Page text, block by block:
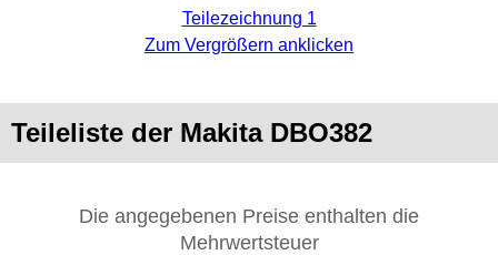
Teilezeichnung 1
Zum Vergrößern anklicken
Teileliste der Makita DBO382
Die angegebenen Preise enthalten die
Mehrwertsteuer